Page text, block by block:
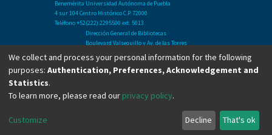
Benemérita Universidad Autónoma de Puebla
4 sur 104 Centro Histórico C.P. 72000
Teléfono +52(222) 2295500 ext. 5013
Dirección General de Bibliotecas
Boulevard Valsequillo y Av. de las Torres
Ciudad Universitaria. Col. San Manuel
C.P. 72570
Teléfono +52 (222) 2295500 Ext 2901
Copyright © Dirección General de Bibliotecas - BUAP 2024. All right reserved.
We collect and process your personal information for the following
purposes: Authentication, Preferences, Acknowledgement and
Statistics.
To learn more, please read our privacy policy.
Customize Decline That's ok